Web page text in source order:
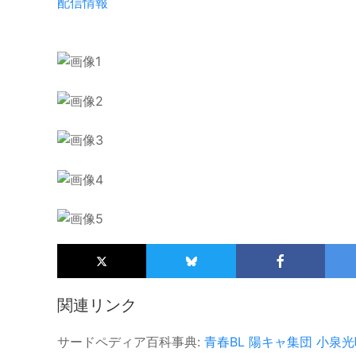
関連リンク
サードペディア百科事典: 青春BL 陽キャ集団 小泉